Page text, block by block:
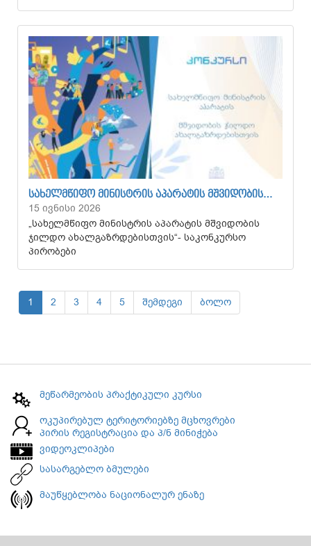
ᲡᲐᲮᲔᲚᲛᲬᲘᲤᲝ ᲛᲘᲜᲘᲡᲢᲠᲘᲡ ᲐᲞᲐᲠᲐᲢᲘᲡ ᲛᲨᲕᲘᲓᲝᲑᲘᲡ…
15 ივნისი 2026
„სახელმწიფო მინისტრის აპარატის მშვიდობის
ჯილდო ახალგაზრდებისთვის“- საკონკურსო
პირობები
1 2 3 4 5 შემდეგი ბოლო
მეწარმეობის პრაქტიკული კურსი
ოკუპირებულ ტერიტორიებზე მცხოვრები
პირის რეგისტრაცია და პ/ნ მინიჭება
ვიდეოკლიპები
სასარგებლო ბმულები
მაუწყებლობა ნაციონალურ ენაზე